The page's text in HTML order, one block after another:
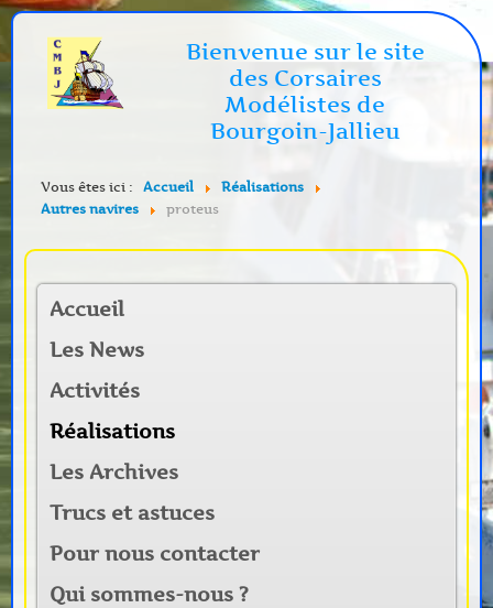
Bienvenue sur le site
des Corsaires
Modélistes de
Bourgoin-Jallieu
Vous êtes ici : Accueil
Réalisations
Autres navires
proteus
Accueil
Les News
Activités
Réalisations
Les Archives
Trucs et astuces
Pour nous contacter
Qui sommes-nous ?